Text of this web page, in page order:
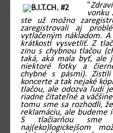
"
vonku
ste už možno
zaregistrovali aj
vytlačeným nákladom.
krátkosti vysvetliť. Z
zinu s chybnou tlačou
taká, aká mala byť, ale
niektoré fotky a
chybné s pásmi).
koncerte a tak nejaké
tlačou, ale odozva ľudí
riadne čitateľné a
tomu sme sa rozhodli,
reklamáciu, ale budeme
S tlačiarňou
naj(eko)logickejšom